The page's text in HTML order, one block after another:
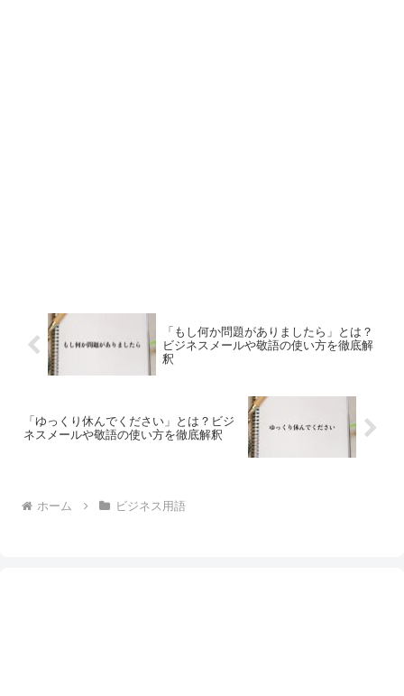
「もし何か問題がありましたら」とは？
ビジネスメールや敬語の使い方を徹底解
釈
「ゆっくり休んでください」とは？ビジ
ネスメールや敬語の使い方を徹底解釈
ホーム ビジネス用語